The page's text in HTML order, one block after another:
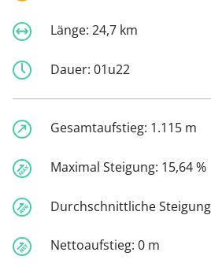
Länge: 24,7 km
Dauer: 01u22
Gesamtaufstieg: 1.115 m
Maximal Steigung: 15,64 %
Durchschnittliche
Nettoaufstieg: 0 m